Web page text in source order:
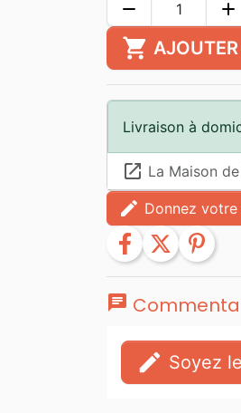
remove add
shopping_cart
Livraison à
launch La Maison
edit Donnez votre
facebook twitter pinterest
chat
edit Soyez